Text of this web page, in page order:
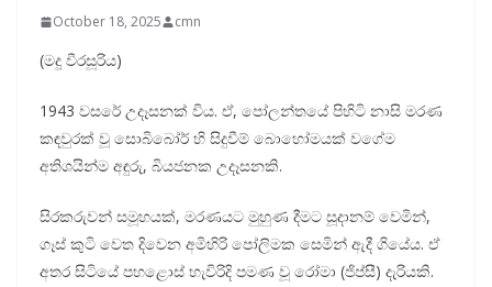
October 18, 2025 cmn
(මදූ වීරසූරිය)
1943 වසරේ උදෑසනක් විය. ඒ, පෝලන්තයේ පිහිටි නාසි මරණ
කඳවුරක් වූ සොබිබෝර් හි සිදුවීම් බොහෝමයක් වගේම
අතිශයින්ම අඳුරු, බියජනක උදෑසනකි.
සිරකරුවන් සමූහයක්, මරණයට මුහුණ දීමට සූදානම් වෙමින්,
ගෑස් කුටි වෙත දිවෙන අමිහිරි පෝලිමක සෙමින් ඇදී ගියේය. ඒ
අතර සිටියේ පහළොස් හැවිරිදි පමණ වූ රෝමා (ජිප්සී) දැරියකි.